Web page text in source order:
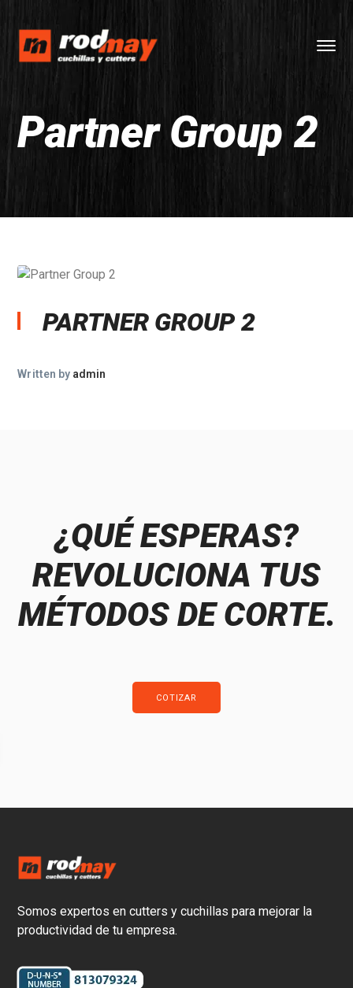
Partner Group 2
PARTNER GROUP 2
Written by admin
¿QUÉ ESPERAS?
REVOLUCIONA TUS
MÉTODOS DE CORTE.
COTIZAR
Somos expertos en cutters y cuchillas para mejorar la
productividad de tu empresa.